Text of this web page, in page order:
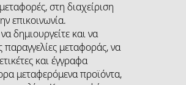
στη διαχείριση
επικοινωνία.
δημιουργείτε και να
μεταφοράς, να
και έγγραφα
μεταφερόμενα προϊόντα,